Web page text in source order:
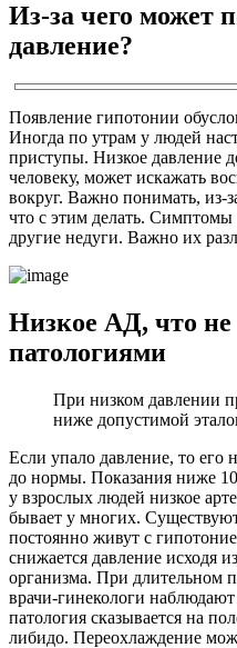
Из-за чего может
давление?
Появление гипотонии
Иногда по утрам у людей
приступы. Низкое давление
человеку, может искажать
вокруг. Важно понимать, из-
что с этим делать.
другие недуги. Важно их
Низкое АД, что не
патологиями
При низком давлении
ниже допустимой
Если упало давление, то
до нормы. Показания ниже
у взрослых людей низкое
бывает у многих.
постоянно живут с
снижается давление исходя
организма. При
врачи-гинекологи
патология сказывается на
либидо. Переохлаждение